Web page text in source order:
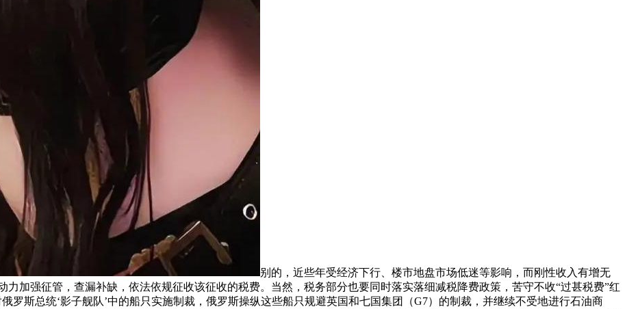
别的，近些年受经济下行、楼市地盘市场低迷等影响，而刚性收入有增无
加强征管，查漏补缺，依法依规征收该征收的税费。当然，税务部分也要同时落实落细减税降费政策，苦守不收“过甚税费”红
罗斯总统‘影子舰队’中的船只实施制裁，俄罗斯操纵这些船只规避英国和七国集团（G7）的制裁，并继续不受地进行石油商